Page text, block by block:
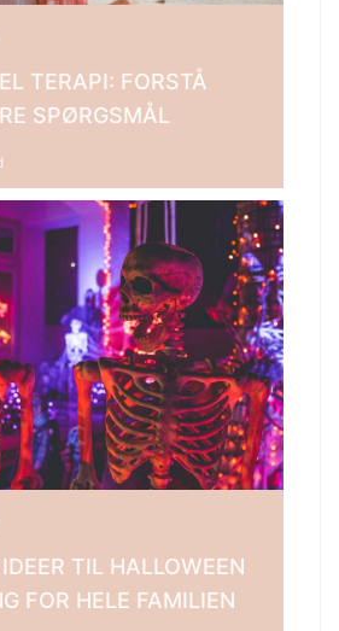
TERAPI: FORSTÅ
SPØRGSMÅL
TIL HALLOWEEN
FOR HELE FAMILIEN